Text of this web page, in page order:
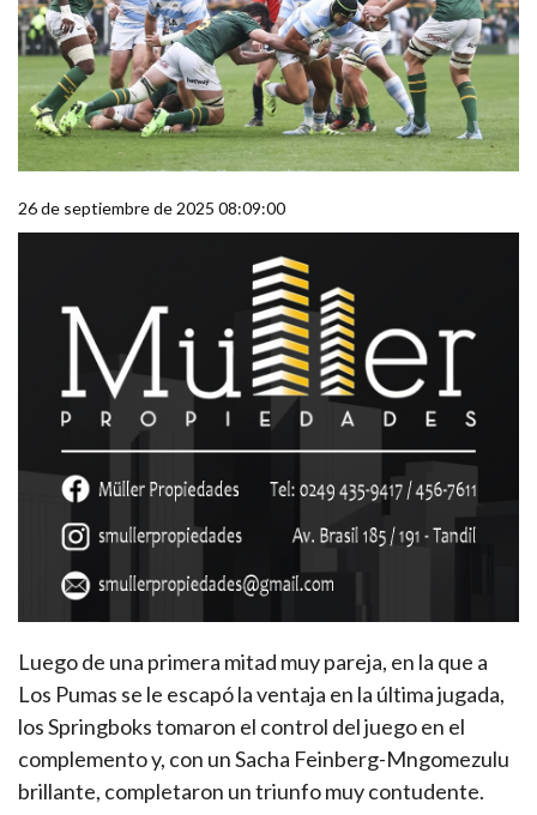
26 de septiembre de 2025 08:09:00
Luego de una primera mitad muy pareja, en la que a
Los Pumas se le escapó la ventaja en la última jugada,
los Springboks tomaron el control del juego en el
complemento y, con un Sacha Feinberg-Mngomezulu
brillante, completaron un triunfo muy contudente.